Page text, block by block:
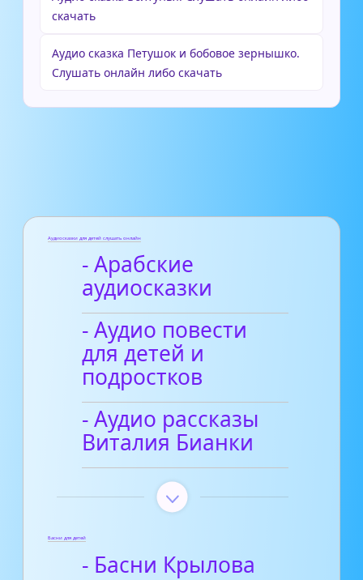
скачать
Аудио сказка Петушок и бобовое зернышко.
Слушать онлайн либо скачать
Аудиосказки для детей слушать онлайн
- Арабские
аудиосказки
- Аудио повести
для детей и
подростков
- Аудио рассказы
Виталия Бианки
Басни для детей
- Басни Крылова